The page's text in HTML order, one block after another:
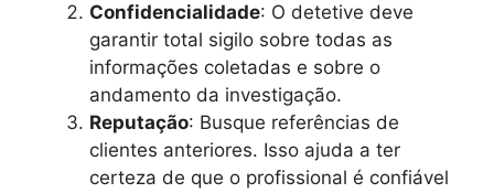
Confidencialidade: O detetive deve
garantir total sigilo sobre todas as
informações coletadas e sobre o
andamento da investigação.
Reputação: Busque referências de
clientes anteriores. Isso ajuda a ter
certeza de que o profissional é confiável